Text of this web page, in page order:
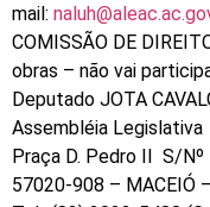
mail:
COMISSÃO DE
obras – não vai
Deputado JOTA
Assembléia Legislativa
Praça D. Pedro II S/
57020-908 – MACEIÓ